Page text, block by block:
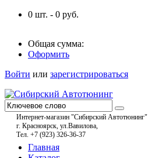
0 шт. - 0 руб.
Общая сумма:
Оформить
Войти или зарегистрироваться
Интернет-магазин "Сибирский Автотюнинг"
г. Красноярск, ул.Вавилова,
Тел. +7 (923) 326-36-37
Главная